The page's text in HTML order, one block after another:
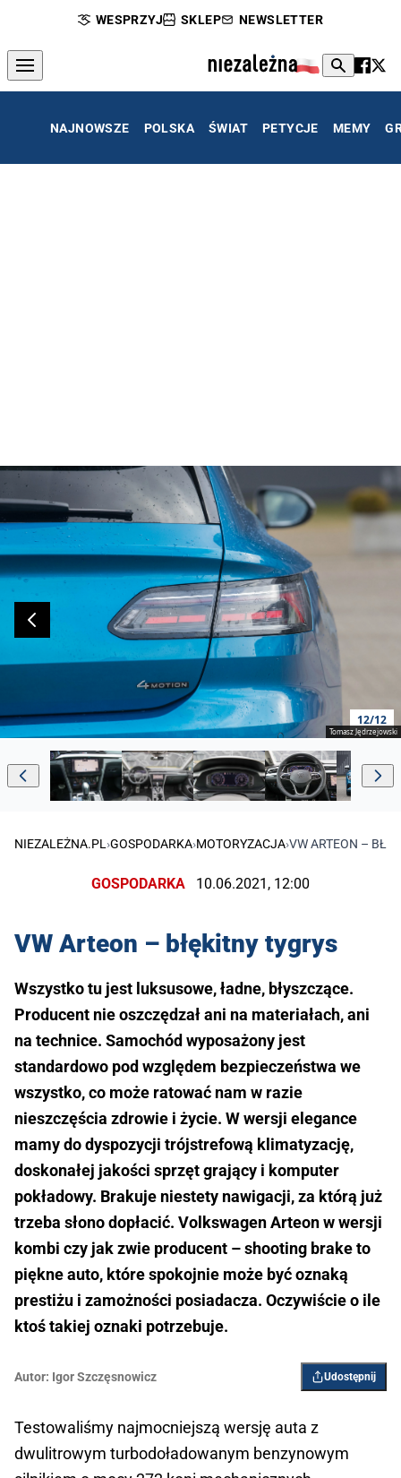
WESPRZYJ SKLEP NEWSLETTER
NAJNOWSZE POLSKA ŚWIAT PETYCJE MEMY
12/12
Tomasz Jędrzejowski
NIEZALEŻNA.PL›GOSPODARKA›MOTORYZACJA›VW ARTEON –
GOSPODARKA 10.06.2021, 12:00
VW Arteon – błękitny tygrys
Wszystko tu jest luksusowe, ładne, błyszczące.
Producent nie oszczędzał ani na materiałach, ani
na technice. Samochód wyposażony jest
standardowo pod względem bezpieczeństwa we
wszystko, co może ratować nam w razie
nieszczęścia zdrowie i życie. W wersji elegance
mamy do dyspozycji trójstrefową klimatyzację,
doskonałej jakości sprzęt grający i komputer
pokładowy. Brakuje niestety nawigacji, za którą już
trzeba słono dopłacić. Volkswagen Arteon w wersji
kombi czy jak zwie producent – shooting brake to
piękne auto, które spokojnie może być oznaką
prestiżu i zamożności posiadacza. Oczywiście o ile
ktoś takiej oznaki potrzebuje.
Autor: Igor Szczęsnowicz Udostępnij
Testowaliśmy najmocniejszą wersję auta z
dwulitrowym turbodoładowanym benzynowym